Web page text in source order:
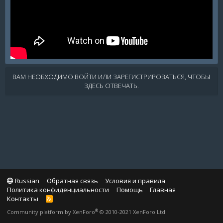
ВАМ НЕОБХОДИМО ВОЙТИ ИЛИ ЗАРЕГИСТРИРОВАТЬСЯ, ЧТОБЫ
ЗДЕСЬ ОТВЕЧАТЬ.
Russian Обратная связь
Условия и правила
Политика конфиденциальности
Помощь
Главная
Контакты
R
S
Community platform by XenForo® © 2010-2021 XenForo Ltd.